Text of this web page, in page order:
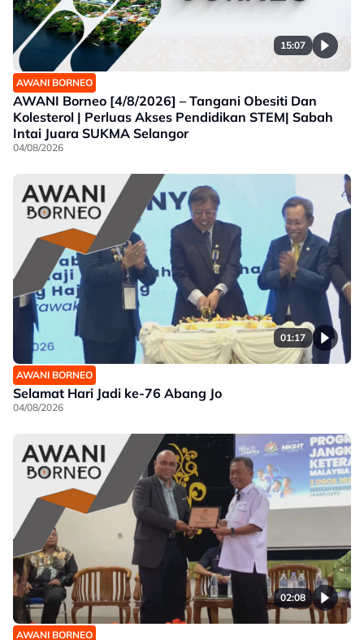
15:07
AWANI BORNEO
AWANI Borneo [4/8/2026] – Tangani Obesiti Dan
Kolesterol | Perluas Akses Pendidikan STEM| Sabah
Intai Juara SUKMA Selangor
04/08/2026
01:17
AWANI BORNEO
Selamat Hari Jadi ke-76 Abang Jo
04/08/2026
02:08
AWANI BORNEO